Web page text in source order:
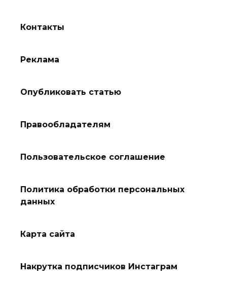
Контакты
Реклама
Опубликовать статью
Правообладателям
Пользовательское соглашение
Политика обработки персональных
данных
Карта сайта
Накрутка подписчиков Инстаграм